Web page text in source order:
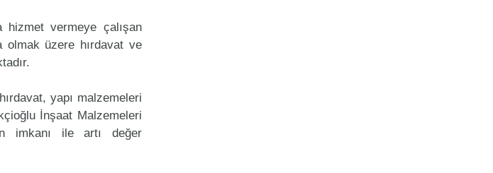
vermeye çalışan
olmak üzere hırdavat ve
yapı malzemeleri
İnşaat Malzemeleri
imkanı ile artı değer